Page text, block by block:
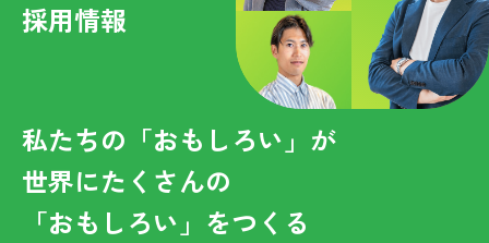
採用情報
私たちの「おもしろい」が
世界にたくさんの
「おもしろい」をつくる